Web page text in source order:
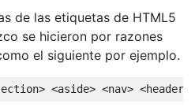
de las etiquetas de HTML5
se hicieron por razones
el siguiente por ejemplo.
<aside> <nav> <header>